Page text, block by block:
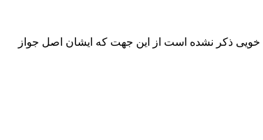
آقای خویی ذکر نشده است از این جهت که ایشان اصل جواز